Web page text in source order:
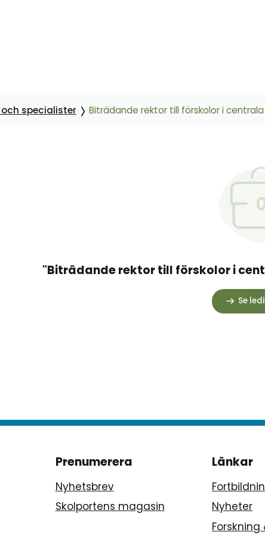
och specialister Biträdande rektor till förskolor i centrala
"Biträdande rektor till förskolor i
Se
Prenumerera
Nyhetsbrev
Skolportens magasin
Länkar
Nyheter